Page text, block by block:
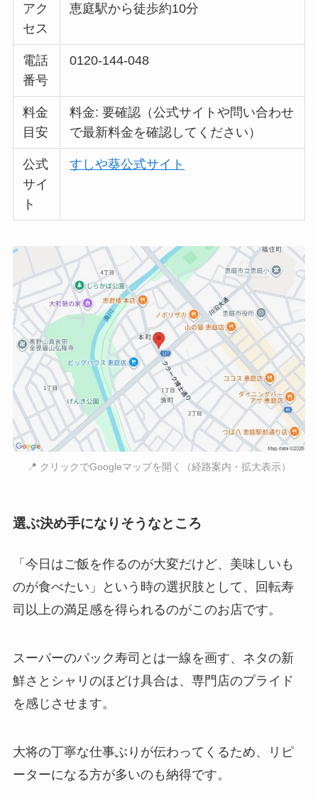
アク
セス
恵庭駅から徒歩約10分
電話
番号
0120-144-048
料金
目安
料金: 要確認（公式サイトや問い合わせ
で最新料金を確認してください）
公式
サイ
ト
すしや葵公式サイト
📍 クリックでGoogleマップを開く（経路案内・拡大表示）
選ぶ決め手になりそうなところ
「今日はご飯を作るのが大変だけど、美味しいも
のが食べたい」という時の選択肢として、回転寿
司以上の満足感を得られるのがこのお店です。
スーパーのパック寿司とは一線を画す、ネタの新
鮮さとシャリのほどけ具合は、専門店のプライド
を感じさせます。
大将の丁寧な仕事ぶりが伝わってくるため、リピ
ーターになる方が多いのも納得です。